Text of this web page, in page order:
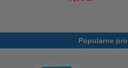
Popularne